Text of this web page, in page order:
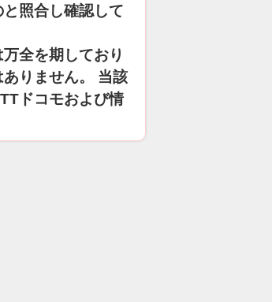
照合し確認して
全を期しており
りません。 当該
ドコモおよび情